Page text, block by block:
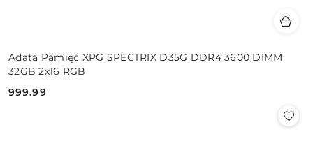
Adata Pamięć XPG SPECTRIX D35G DDR4 3600 DIMM
32GB 2x16 RGB
Cena:
999.99